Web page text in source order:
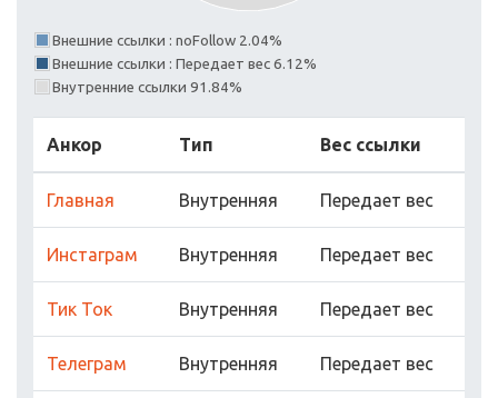
Внешние ссылки : noFollow 2.04%
Внешние ссылки : Передает вес 6.12%
Внутренние ссылки 91.84%
Анкор Тип Вес ссылки
Главная Внутренняя Передает вес
Инстаграм Внутренняя Передает вес
Тик Ток Внутренняя Передает вес
Телеграм Внутренняя Передает вес